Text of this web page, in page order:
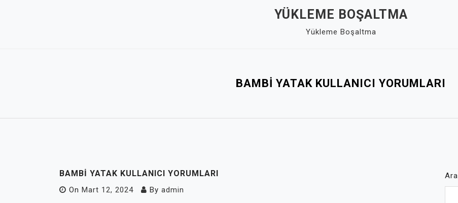
YÜKLEME BOŞALTMA
Yükleme Boşaltma
BAMBI YATAK KULLANICI YORUMLARI
BAMBI YATAK KULLANICI YORUMLARI
On Mart 12, 2024 By admin
Ara